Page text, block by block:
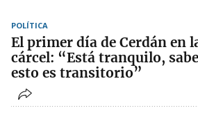
POLÍTICA
El primer día de Cerdán en
cárcel: “Está tranquilo,
esto es transitorio”